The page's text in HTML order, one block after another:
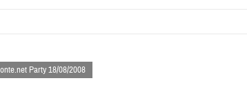
Party 18/08/2008